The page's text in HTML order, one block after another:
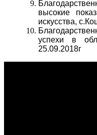
высокие
искусства,
успехи в
25.09.2018г